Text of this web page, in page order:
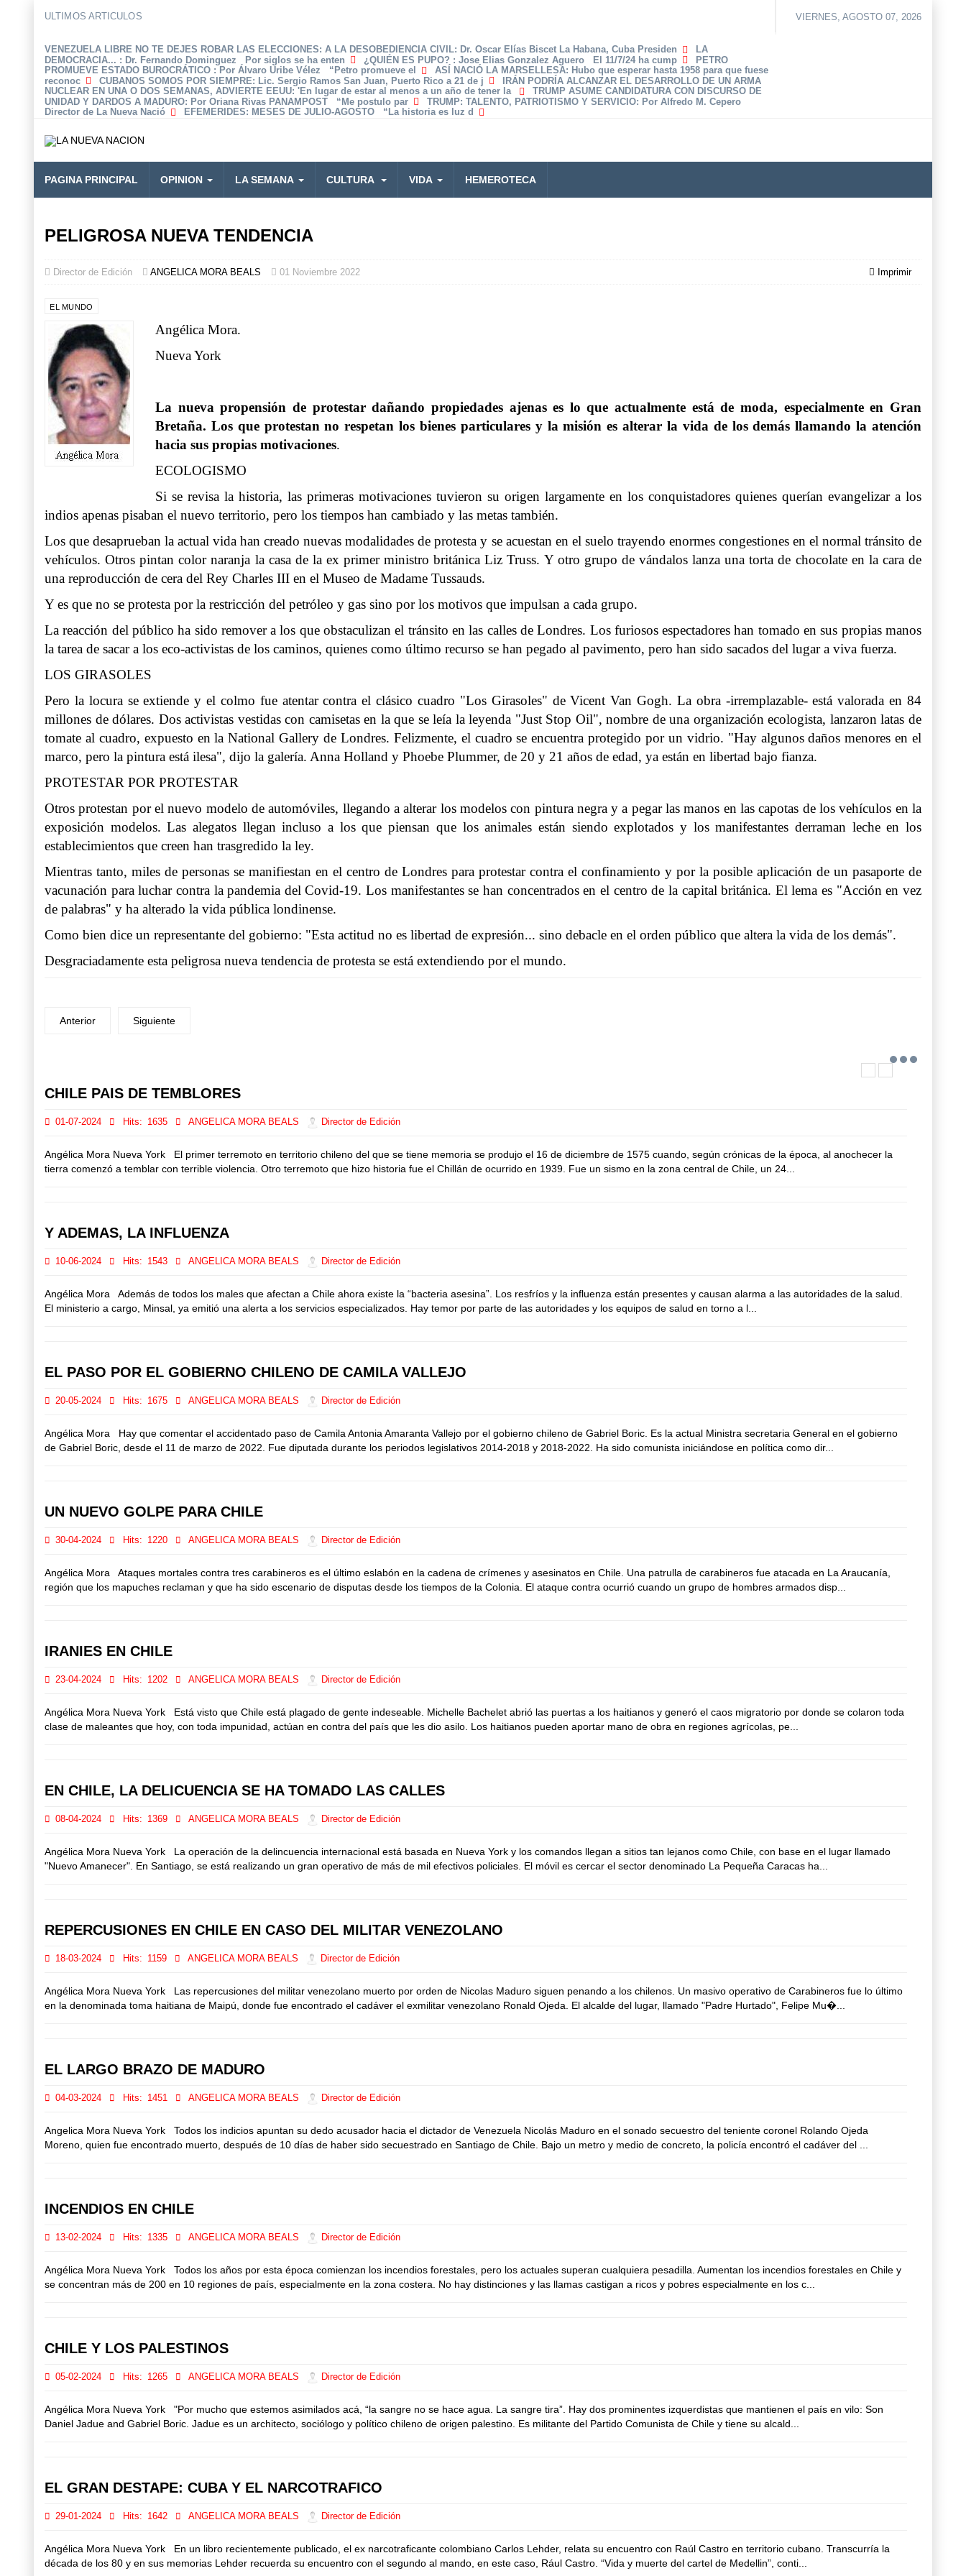
ULTIMOS ARTICULOS
VENEZUELA LIBRE NO TE DEJES ROBAR LAS ELECCIONES: A LA DESOBEDIENCIA CIVIL: Dr. Oscar Elías Biscet La Habana, Cuba Presiden
LA
DEMOCRACIA... : Dr. Fernando Dominguez Por siglos se ha enten ¿QUIÉN ES PUPO? : Jose Elias Gonzalez Aguero El 11/7/24 ha cump
PETRO
PROMUEVE ESTADO BUROCRÁTICO : Por Álvaro Uribe Vélez “Petro promueve el ASÍ NACIÓ LA MARSELLESA: Hubo que esperar hasta 1958 para que fuese
reconoc
CUBANOS SOMOS POR SIEMPRE: Lic. Sergio Ramos San Juan, Puerto Rico a 21 de j
IRÁN PODRÍA ALCANZAR EL DESARROLLO DE UN ARMA
NUCLEAR EN UNA O DOS SEMANAS, ADVIERTE EEUU: 'En lugar de estar al menos a un año de tener la
TRUMP ASUME CANDIDATURA CON DISCURSO DE
UNIDAD Y DARDOS A MADURO: Por Oriana Rivas PANAMPOST “Me postulo par TRUMP: TALENTO, PATRIOTISMO Y SERVICIO: Por Alfredo M. Cepero
Director de La Nueva Nació
EFEMERIDES: MESES DE JULIO-AGOSTO “La historia es luz d
VIERNES, AGOSTO 07, 2026
PAGINA PRINCIPAL OPINION LA SEMANA CULTURA VIDA HEMEROTECA
PELIGROSA NUEVA TENDENCIA
Imprimir
Director de Edición ANGELICA MORA BEALS 01 Noviembre 2022
EL MUNDO
Angélica Mora.
Nueva York
La nueva propensión de protestar dañando propiedades ajenas es lo que actualmente está de moda, especialmente en Gran
Bretaña. Los que protestan no respetan los bienes particulares y la misión es alterar la vida de los demás llamando la atención
hacia sus propias motivaciones.
ECOLOGISMO
Si se revisa la historia, las primeras motivaciones tuvieron su origen largamente en los conquistadores quienes querían evangelizar a los
indios apenas pisaban el nuevo territorio, pero los tiempos han cambiado y las metas también.
Los que desaprueban la actual vida han creado nuevas modalidades de protesta y se acuestan en el suelo trayendo enormes congestiones en el normal tránsito de
vehículos. Otros pintan color naranja la casa de la ex primer ministro británica Liz Truss. Y otro grupo de vándalos lanza una torta de chocolate en la cara de
una reproducción de cera del Rey Charles III en el Museo de Madame Tussauds.
Y es que no se protesta por la restricción del petróleo y gas sino por los motivos que impulsan a cada grupo.
La reacción del público ha sido remover a los que obstaculizan el tránsito en las calles de Londres. Los furiosos espectadores han tomado en sus propias manos
la tarea de sacar a los eco-activistas de los caminos, quienes como último recurso se han pegado al pavimento, pero han sido sacados del lugar a viva fuerza.
LOS GIRASOLES
Pero la locura se extiende y el colmo fue atentar contra el clásico cuadro "Los Girasoles" de Vicent Van Gogh. La obra -irremplazable- está valorada en 84
millones de dólares. Dos activistas vestidas con camisetas en la que se leía la leyenda "Just Stop Oil", nombre de una organización ecologista, lanzaron latas de
tomate al cuadro, expuesto en la National Gallery de Londres. Felizmente, el cuadro se encuentra protegido por un vidrio. "Hay algunos daños menores en el
marco, pero la pintura está ilesa", dijo la galería. Anna Holland y Phoebe Plummer, de 20 y 21 años de edad, ya están en libertad bajo fianza.
PROTESTAR POR PROTESTAR
Otros protestan por el nuevo modelo de automóviles, llegando a alterar los modelos con pintura negra y a pegar las manos en las capotas de los vehículos en la
exposición modelos. Las alegatos llegan incluso a los que piensan que los animales están siendo explotados y los manifestantes derraman leche en los
establecimientos que creen han trasgredido la ley.
Mientras tanto, miles de personas se manifiestan en el centro de Londres para protestar contra el confinamiento y por la posible aplicación de un pasaporte de
vacunación para luchar contra la pandemia del Covid-19. Los manifestantes se han concentrados en el centro de la capital británica. El lema es "Acción en vez
de palabras" y ha alterado la vida pública londinense.
Como bien dice un representante del gobierno: "Esta actitud no es libertad de expresión... sino debacle en el orden público que altera la vida de los demás".
Desgraciadamente esta peligrosa nueva tendencia de protesta se está extendiendo por el mundo.
Anterior Siguiente
CHILE PAIS DE TEMBLORES
01-07-2024 Hits: 1635 ANGELICA MORA BEALS Director de Edición
Angélica Mora Nueva York El primer terremoto en territorio chileno del que se tiene memoria se produjo el 16 de diciembre de 1575 cuando, según crónicas de la época, al anochecer la
tierra comenzó a temblar con terrible violencia. Otro terremoto que hizo historia fue el Chillán de ocurrido en 1939. Fue un sismo en la zona central de Chile, un 24...
Y ADEMAS, LA INFLUENZA
10-06-2024 Hits: 1543 ANGELICA MORA BEALS Director de Edición
Angélica Mora Además de todos los males que afectan a Chile ahora existe la “bacteria asesina”. Los resfríos y la influenza están presentes y causan alarma a las autoridades de la salud.
El ministerio a cargo, Minsal, ya emitió una alerta a los servicios especializados. Hay temor por parte de las autoridades y los equipos de salud en torno a l...
EL PASO POR EL GOBIERNO CHILENO DE CAMILA VALLEJO
20-05-2024 Hits: 1675 ANGELICA MORA BEALS Director de Edición
Angélica Mora Hay que comentar el accidentado paso de Camila Antonia Amaranta Vallejo por el gobierno chileno de Gabriel Boric. Es la actual Ministra secretaria General en el gobierno
de Gabriel Boric, desde el 11 de marzo de 2022. Fue diputada durante los periodos legislativos 2014-2018 y 2018-2022. Ha sido comunista iniciándose en política como dir...
UN NUEVO GOLPE PARA CHILE
30-04-2024 Hits: 1220 ANGELICA MORA BEALS Director de Edición
Angélica Mora Ataques mortales contra tres carabineros es el último eslabón en la cadena de crímenes y asesinatos en Chile. Una patrulla de carabineros fue atacada en La Araucanía,
región que los mapuches reclaman y que ha sido escenario de disputas desde los tiempos de la Colonia. El ataque contra ocurrió cuando un grupo de hombres armados disp...
IRANIES EN CHILE
23-04-2024 Hits: 1202 ANGELICA MORA BEALS Director de Edición
Angélica Mora Nueva York Está visto que Chile está plagado de gente indeseable. Michelle Bachelet abrió las puertas a los haitianos y generó el caos migratorio por donde se colaron toda
clase de maleantes que hoy, con toda impunidad, actúan en contra del país que les dio asilo. Los haitianos pueden aportar mano de obra en regiones agrícolas, pe...
EN CHILE, LA DELICUENCIA SE HA TOMADO LAS CALLES
08-04-2024 Hits: 1369 ANGELICA MORA BEALS Director de Edición
Angélica Mora Nueva York La operación de la delincuencia internacional está basada en Nueva York y los comandos llegan a sitios tan lejanos como Chile, con base en el lugar llamado
"Nuevo Amanecer". En Santiago, se está realizando un gran operativo de más de mil efectivos policiales. El móvil es cercar el sector denominado La Pequeña Caracas ha...
REPERCUSIONES EN CHILE EN CASO DEL MILITAR VENEZOLANO
18-03-2024 Hits: 1159 ANGELICA MORA BEALS Director de Edición
Angélica Mora Nueva York Las repercusiones del militar venezolano muerto por orden de Nicolas Maduro siguen penando a los chilenos. Un masivo operativo de Carabineros fue lo último
en la denominada toma haitiana de Maipú, donde fue encontrado el cadáver el exmilitar venezolano Ronald Ojeda. El alcalde del lugar, llamado "Padre Hurtado", Felipe Mu�...
EL LARGO BRAZO DE MADURO
04-03-2024 Hits: 1451 ANGELICA MORA BEALS Director de Edición
Angelica Mora Nueva York Todos los indicios apuntan su dedo acusador hacia el dictador de Venezuela Nicolás Maduro en el sonado secuestro del teniente coronel Rolando Ojeda
Moreno, quien fue encontrado muerto, después de 10 días de haber sido secuestrado en Santiago de Chile. Bajo un metro y medio de concreto, la policía encontró el cadáver del ...
INCENDIOS EN CHILE
13-02-2024 Hits: 1335 ANGELICA MORA BEALS Director de Edición
Angélica Mora Nueva York Todos los años por esta época comienzan los incendios forestales, pero los actuales superan cualquiera pesadilla. Aumentan los incendios forestales en Chile y
se concentran más de 200 en 10 regiones de país, especialmente en la zona costera. No hay distinciones y las llamas castigan a ricos y pobres especialmente en los c...
CHILE Y LOS PALESTINOS
05-02-2024 Hits: 1265 ANGELICA MORA BEALS Director de Edición
Angélica Mora Nueva York "Por mucho que estemos asimilados acá, “la sangre no se hace agua. La sangre tira”. Hay dos prominentes izquerdistas que mantienen el país en vilo: Son
Daniel Jadue and Gabriel Boric. Jadue es un architecto, sociólogo y político chileno de origen palestino. Es militante del Partido Comunista de Chile y tiene su alcald...
EL GRAN DESTAPE: CUBA Y EL NARCOTRAFICO
29-01-2024 Hits: 1642 ANGELICA MORA BEALS Director de Edición
Angélica Mora Nueva York En un libro recientemente publicado, el ex narcotraficante colombiano Carlos Lehder, relata su encuentro con Raúl Castro en territorio cubano. Transcurría la
década de los 80 y en sus memorias Lehder recuerda su encuentro con el segundo al mando, en este caso, Rául Castro. “Vida y muerte del cartel de Medellin”, conti...